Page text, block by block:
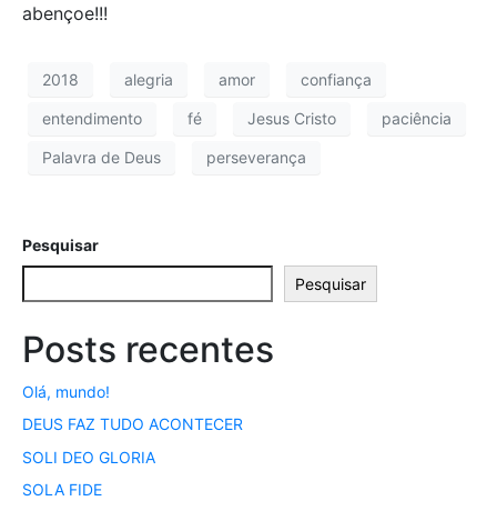
abençoe!!!
2018 alegria amor confiança
entendimento fé Jesus Cristo paciência
Palavra de Deus perseverança
Pesquisar
Pesquisar
Posts recentes
Olá, mundo!
DEUS FAZ TUDO ACONTECER
SOLI DEO GLORIA
SOLA FIDE